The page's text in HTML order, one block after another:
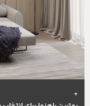
+